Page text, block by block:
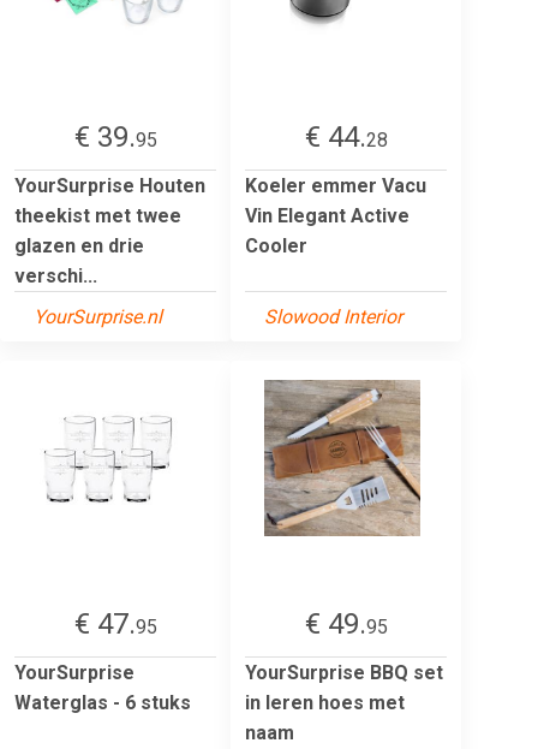
€ 39.95
YourSurprise Houten
theekist met twee
glazen en drie
verschi...
YourSurprise.nl
€ 44.28
Koeler emmer Vacu
Vin Elegant Active
Cooler
Slowood Interior
€ 47.95
YourSurprise
Waterglas - 6 stuks
€ 49.95
YourSurprise BBQ set
in leren hoes met
naam